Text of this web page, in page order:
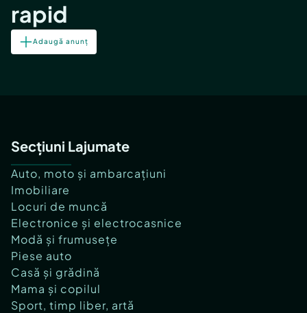
rapid
Adaugă anunț
Secțiuni Lajumate
Auto, moto și ambarcațiuni
Imobiliare
Locuri de muncă
Electronice și electrocasnice
Modă și frumusețe
Piese auto
Casă și grădină
Mama și copilul
Sport, timp liber, artă